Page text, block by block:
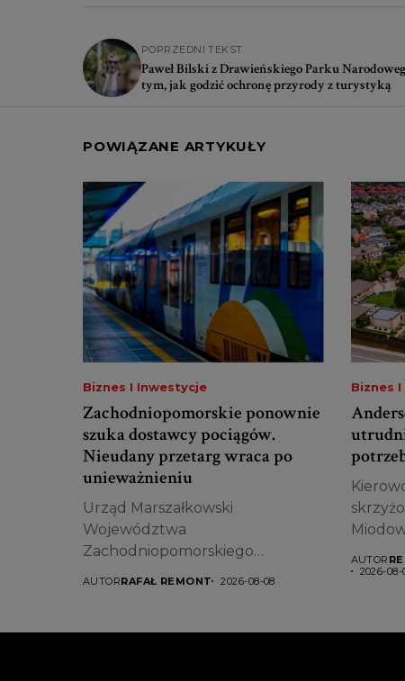
POPRZEDNI TEKST
Paweł Bilski z Drawieńskiego Parku
tym, jak godzić ochronę przyrody z turystyką
POWIĄZANE ARTYKUŁY
Biznes I Inwestycje
Zachodniopomorskie ponownie
szuka dostawcy pociągów.
Nieudany przetarg wraca po
unieważnieniu
Urząd Marszałkowski
Województwa
Zachodniopomorskiego
AUTORRAFAŁ REMONT 2026-08-08
Biznes
AUTOR
2026-08-